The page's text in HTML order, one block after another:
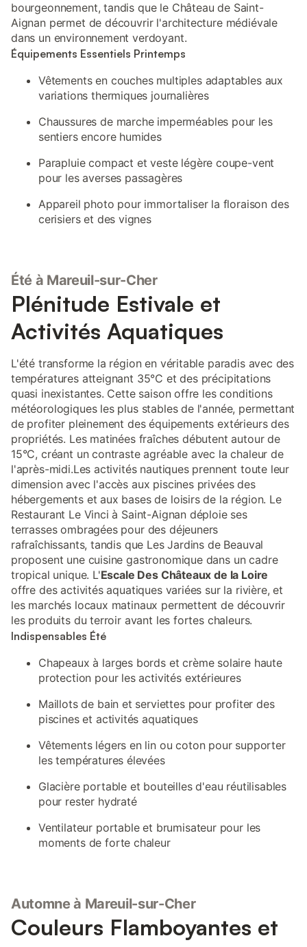
bourgeonnement, tandis que le Château de Saint-
Aignan permet de découvrir l'architecture médiévale
dans un environnement verdoyant.
Équipements Essentiels Printemps
Vêtements en couches multiples adaptables aux
variations thermiques journalières
Chaussures de marche imperméables pour les
sentiers encore humides
Parapluie compact et veste légère coupe-vent
pour les averses passagères
Appareil photo pour immortaliser la floraison des
cerisiers et des vignes
Été à Mareuil-sur-Cher
Plénitude Estivale et
Activités Aquatiques
L'été transforme la région en véritable paradis avec des
températures atteignant 35°C et des précipitations
quasi inexistantes. Cette saison offre les conditions
météorologiques les plus stables de l'année, permettant
de profiter pleinement des équipements extérieurs des
propriétés. Les matinées fraîches débutent autour de
15°C, créant un contraste agréable avec la chaleur de
l'après-midi.Les activités nautiques prennent toute leur
dimension avec l'accès aux piscines privées des
hébergements et aux bases de loisirs de la région. Le
Restaurant Le Vinci à Saint-Aignan déploie ses
terrasses ombragées pour des déjeuners
rafraîchissants, tandis que Les Jardins de Beauval
proposent une cuisine gastronomique dans un cadre
tropical unique. L'Escale Des Châteaux de la Loire
offre des activités aquatiques variées sur la rivière, et
les marchés locaux matinaux permettent de découvrir
les produits du terroir avant les fortes chaleurs.
Indispensables Été
Chapeaux à larges bords et crème solaire haute
protection pour les activités extérieures
Maillots de bain et serviettes pour profiter des
piscines et activités aquatiques
Vêtements légers en lin ou coton pour supporter
les températures élevées
Glacière portable et bouteilles d'eau réutilisables
pour rester hydraté
Ventilateur portable et brumisateur pour les
moments de forte chaleur
Automne à Mareuil-sur-Cher
Couleurs Flamboyantes et